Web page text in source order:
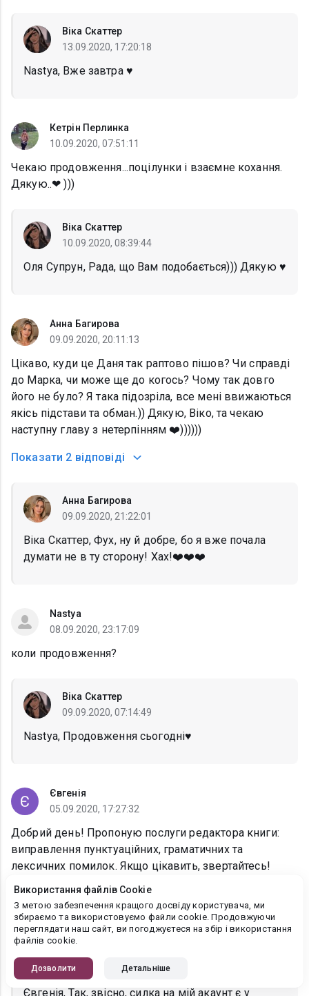
Віка Скаттер
13.09.2020, 17:20:18
Nastya, Вже завтра ♥️
Кетрін Перлинка
10.09.2020, 07:51:11
Чекаю продовження...поцілунки і взаємне кохання.
Дякую..❤ )))
Віка Скаттер
10.09.2020, 08:39:44
Оля Супрун, Рада, що Вам подобається))) Дякую ♥️
Анна Багирова
09.09.2020, 20:11:13
Цікаво, куди це Даня так раптово пішов? Чи справді
до Марка, чи може ще до когось? Чому так довго
його не було? Я така підозріла, все мені ввижаються
якісь підстави та обман.)) Дякую, Віко, та чекаю
наступну главу з нетерпінням ❤️))))))
Показати 2 відповіді
Анна Багирова
09.09.2020, 21:22:01
Віка Скаттер, Фух, ну й добре, бо я вже почала
думати не в ту сторону! Хах!❤️❤️❤️
Nastya
08.09.2020, 23:17:09
коли продовження?
Віка Скаттер
09.09.2020, 07:14:49
Nastya, Продовження сьогодні♥️
Євгенія
05.09.2020, 17:27:32
Добрий день! Пропоную послуги редактора книги:
виправлення пунктуаційних, граматичних та
лексичних помилок. Якщо цікавить, звертайтесь!
Буду рада співпраці!
Показати 3 відповіді
05.09.2020, 21:16:05
Євгенія, Так, звісно, силка на мій акаунт є у
Використання файлів Cookie
З метою забезпечення кращого досвіду користувача, ми
збираємо та використовуємо файли cookie. Продовжуючи
переглядати наш сайт, ви погоджуєтеся на збір і використання
файлів cookie.
Дозволити Детальніше